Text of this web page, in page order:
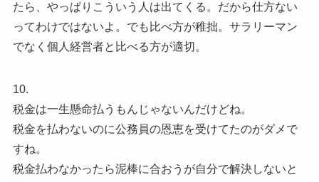
たら、やっぱりこういう人は出てくる。だから仕方ない
ってわけではないよ。でも比べ方が稚拙。サラリーマン
でなく個人経営者と比べる方が適切。
10.
税金は一生懸命払うもんじゃないんだけどね。
税金を払わないのに公務員の恩恵を受けてたのがダメで
すね。
税金払わなかったら泥棒に合おうが自分で解決しないと